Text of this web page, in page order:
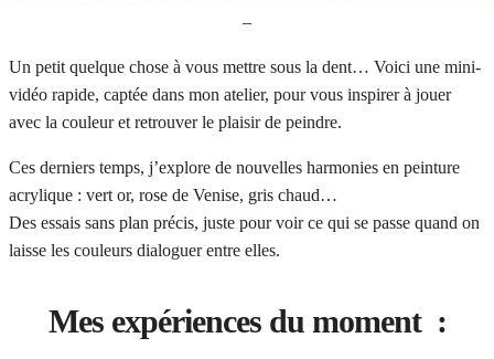
–
Un petit quelque chose à vous mettre sous la dent… Voici une mini-
vidéo rapide, captée dans mon atelier, pour vous inspirer à jouer
avec la couleur et retrouver le plaisir de peindre.
Ces derniers temps, j’explore de nouvelles harmonies en peinture
acrylique : vert or, rose de Venise, gris chaud…
Des essais sans plan précis, juste pour voir ce qui se passe quand on
laisse les couleurs dialoguer entre elles.
Mes expériences du moment :